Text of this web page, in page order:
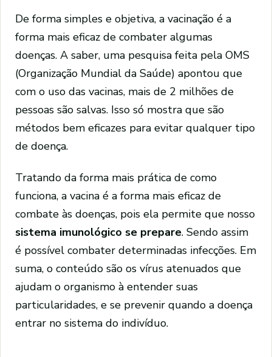
De forma simples e objetiva, a vacinação é a
forma mais eficaz de combater algumas
doenças. A saber, uma pesquisa feita pela OMS
(Organização Mundial da Saúde) apontou que
com o uso das vacinas, mais de 2 milhões de
pessoas são salvas. Isso só mostra que são
métodos bem eficazes para evitar qualquer tipo
de doença.
Tratando da forma mais prática de como
funciona, a vacina é a forma mais eficaz de
combate às doenças, pois ela permite que nosso
sistema imunológico se prepare. Sendo assim
é possível combater determinadas infecções. Em
suma, o conteúdo são os vírus atenuados que
ajudam o organismo à entender suas
particularidades, e se prevenir quando a doença
entrar no sistema do indivíduo.